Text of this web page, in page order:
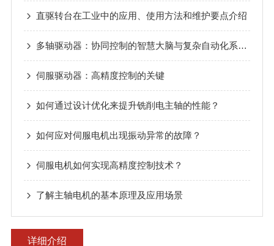
直驱转台在工业中的应用、使用方法和维护要点介绍
多轴驱动器：协同控制的智慧大脑与复杂自动化系统的灵魂
伺服驱动器：高精度控制的关键
如何通过设计优化来提升铣削电主轴的性能？
如何应对伺服电机出现振动异常的故障？
伺服电机如何实现高精度控制技术？
了解主轴电机的基本原理及应用场景
详细介绍